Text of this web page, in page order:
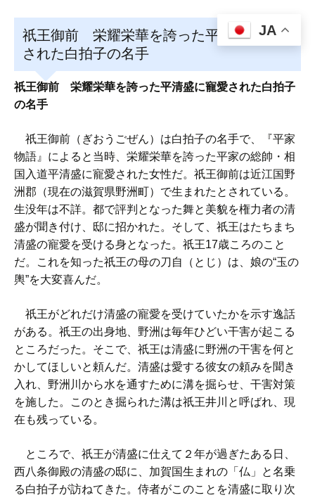
祇王御前 栄耀栄華を誇った平清盛に寵愛
された白拍子の名手
祇王御前 栄耀栄華を誇った平清盛に寵愛された白拍子
の名手
祇王御前（ぎおうごぜん）は白拍子の名手で、『平家
物語』によると当時、栄耀栄華を誇った平家の総帥・相
国入道平清盛に寵愛された女性だ。祇王御前は近江国野
洲郡（現在の滋賀県野洲町）で生まれたとされている。
生没年は不詳。都で評判となった舞と美貌を権力者の清
盛が聞き付け、邸に招かれた。そして、祇王はたちまち
清盛の寵愛を受ける身となった。祇王17歳ころのこと
だ。これを知った祇王の母の刀自（とじ）は、娘の“玉の
輿”を大変喜んだ。
祇王がどれだけ清盛の寵愛を受けていたかを示す逸話
がある。祇王の出身地、野洲は毎年ひどい干害が起こる
ところだった。そこで、祇王は清盛に野洲の干害を何と
かしてほしいと頼んだ。清盛は愛する彼女の頼みを聞き
入れ、野洲川から水を通すために溝を掘らせ、干害対策
を施した。このとき掘られた溝は祇王井川と呼ばれ、現
在も残っている。
ところで、祇王が清盛に仕えて２年が過ぎたある日、
西八条御殿の清盛の邸に、加賀国生まれの「仏」と名乗
る白拍子が訪ねてきた。侍者がこのことを清盛に取り次
JA